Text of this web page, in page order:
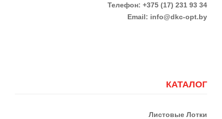
Телефон: +375 (17) 231 93 34
Email: info@dkc-opt.by
КАТАЛОГ
Листовые Лотки